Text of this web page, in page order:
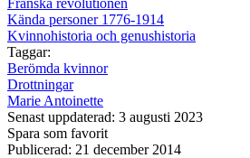
Kända personer 1776-1914
Kvinnohistoria och genushistoria
Taggar:
Berömda kvinnor
Drottningar
Marie Antoinette
Senast uppdaterad: 3 augusti 2023
Spara som favorit
Publicerad: 21 december 2014